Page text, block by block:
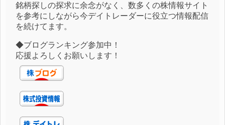
銘柄探しの探求に余念がなく、数多くの株情報サイト
を参考にしながら今デイトレーダーに役立つ情報配信
を続けてます。
◆ブログランキング参加中！
応援よろしくお願いします！